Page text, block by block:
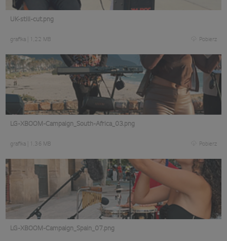
UK-still-cut.png
grafika 1,22 MB Pobierz
LG-XBOOM-Campaign_South-Africa_03.png
grafika 1,36 MB Pobierz
LG-XBOOM-Campaign_Spain_07.png